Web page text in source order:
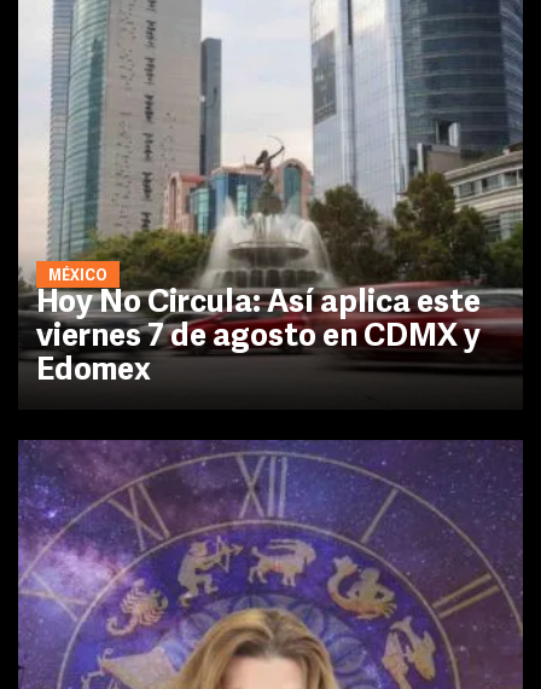
MÉXICO
Hoy No Circula: Así aplica este
viernes 7 de agosto en CDMX y
Edomex